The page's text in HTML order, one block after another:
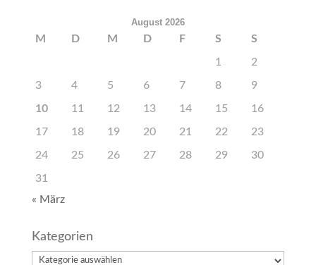
August 2026
M D M D F S S
1 2
3 4 5 6 7 8 9
10 11 12 13 14 15 16
17 18 19 20 21 22 23
24 25 26 27 28 29 30
31
« März
Kategorien
Kategorien